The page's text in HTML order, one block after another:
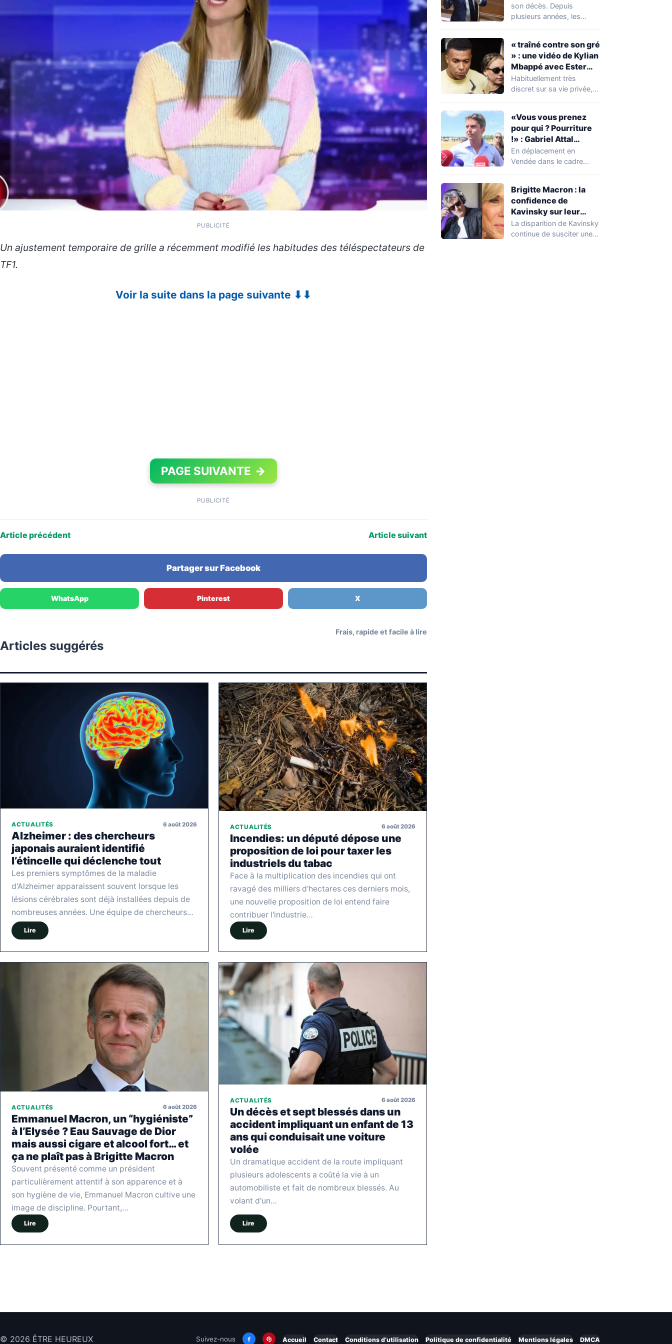
PUBLICITÉ
Un ajustement temporaire de grille a récemment modifié les habitudes des téléspectateurs de
TF1.
Voir la suite dans la page suivante ⬇⬇
PAGE SUIVANTE →
PUBLICITÉ
Article précédent Article suivant
Partager sur Facebook
WhatsApp Pinterest X
Articles suggérés
Frais, rapide et facile à lire
ACTUALITÉS 6 août 2026
Alzheimer : des chercheurs
japonais auraient identifié
l’étincelle qui déclenche tout
Les premiers symptômes de la maladie
d'Alzheimer apparaissent souvent lorsque les
lésions cérébrales sont déjà installées depuis de
nombreuses années. Une équipe de chercheurs…
Lire
ACTUALITÉS 6 août 2026
Incendies: un député dépose une
proposition de loi pour taxer les
industriels du tabac
Face à la multiplication des incendies qui ont
ravagé des milliers d'hectares ces derniers mois,
une nouvelle proposition de loi entend faire
contribuer l'industrie…
Lire
ACTUALITÉS 6 août 2026
Emmanuel Macron, un “hygiéniste”
à l’Elysée ? Eau Sauvage de Dior
mais aussi cigare et alcool fort… et
ça ne plaît pas à Brigitte Macron
Souvent présenté comme un président
particulièrement attentif à son apparence et à
son hygiène de vie, Emmanuel Macron cultive une
image de discipline. Pourtant,…
Lire
ACTUALITÉS 6 août 2026
Un décès et sept blessés dans un
accident impliquant un enfant de 13
ans qui conduisait une voiture
volée
Un dramatique accident de la route impliquant
plusieurs adolescents a coûté la vie à un
automobiliste et fait de nombreux blessés. Au
volant d'un…
Lire
réserver une
mauvaise surprise à
son décès. Depuis
plusieurs années, les
concernant le seuil…
« traîné contre son gré
» : une vidéo de Kylian
Mbappé avec Ester
Expósito en Italie agite
la toile
Habituellement très
discret sur sa vie privée,
«Vous vous prenez
pour qui ? Pourriture
!» : Gabriel Attal
chahuté sur un
campement illégal
En déplacement en
Vendée dans le cadre
occupations…
Brigitte Macron : la
confidence de
Kavinsky sur leur
relation
La disparition de Kavinsky
continue de susciter une
© 2026 ÊTRE HEUREUX Suivez-nous Accueil Contact Conditions d’utilisation Politique de confidentialité Mentions légales DMCA